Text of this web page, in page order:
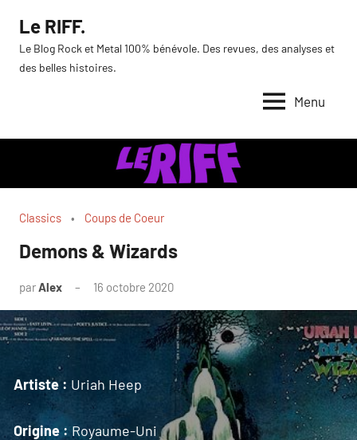
contenu
Le RIFF.
Le Blog Rock et Metal 100% bénévole. Des revues, des analyses et
des belles histoires.
Menu
Classics Coups de Coeur
Demons & Wizards
parAlex 16 octobre 2020
Artiste : Uriah Heep
Origine : Royaume-Uni